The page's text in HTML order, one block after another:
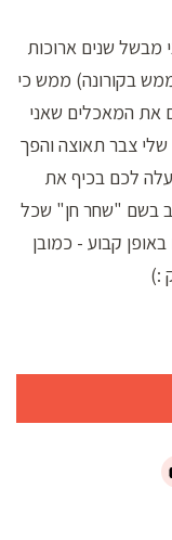
מבשל שנים ארוכות
בקורונה) ממש כי
את המאכלים שאני
צבר תאוצה והפך
לכם בכיף את
בשם "שחר חן" שכל
באופן קבוע - כמובן
:)